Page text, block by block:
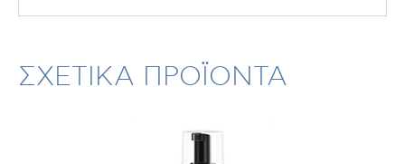
ΣΧΕΤΙΚΑ ΠΡΟΪΟΝΤΑ